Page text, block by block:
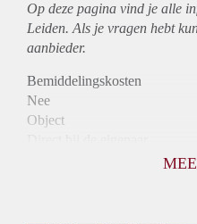
Op deze pagina vind je alle
Leiden. Als je vragen hebt
aanbieder.
Bemiddelingskosten
Nee
Object